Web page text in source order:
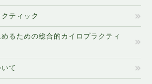
ティック
るための総合的カイロプラクティ
て